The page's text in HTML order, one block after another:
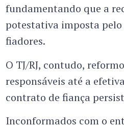
fundamentando que a
potestativa imposta
fiadores.
O TJ/RJ, contudo,
responsáveis até a
contrato de fiança
Inconformados com o